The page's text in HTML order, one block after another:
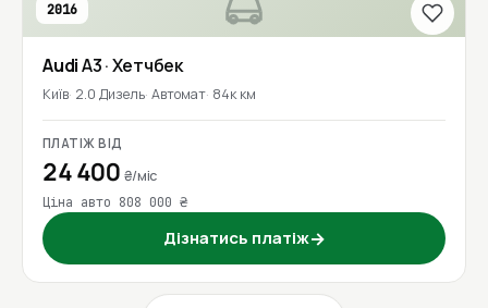
2016
AudiA3· Хетчбек
Київ 2.0 Дизель Автомат 84к км
ПЛАТІЖ ВІД
24 400 ₴/міс
Ціна авто 808 000 ₴
Дізнатись платіж→